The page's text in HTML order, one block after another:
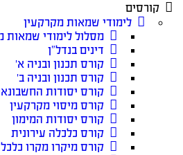
קורסים
לימודי שמאות מקרקעין
מסלול לימודי שמאות
דינים בנדל”ן
קורס תכנון ובניה א׳
קורס תכנון ובניה ב׳
קורס יסודות
קורס מיסוי מקרקעין
קורס יסודות המימון
קורס כלכלה עירונית
קורס מיקרו מקרו